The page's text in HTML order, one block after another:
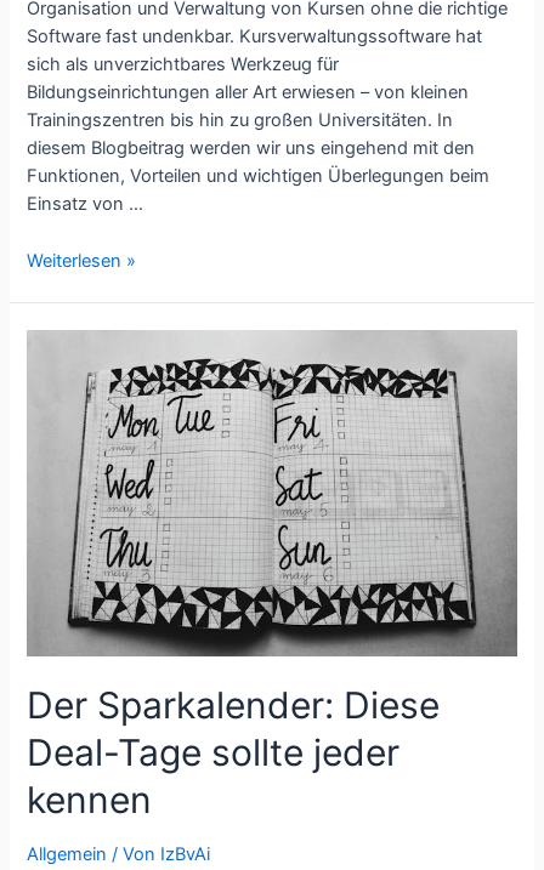
Organisation und Verwaltung von Kursen ohne die richtige
Software fast undenkbar. Kursverwaltungssoftware hat
sich als unverzichtbares Werkzeug für
Bildungseinrichtungen aller Art erwiesen – von kleinen
Trainingszentren bis hin zu großen Universitäten. In
diesem Blogbeitrag werden wir uns eingehend mit den
Funktionen, Vorteilen und wichtigen Überlegungen beim
Einsatz von …
Alles,
Kursverwaltungssoftware
müssen
Weiterlesen »
Der Sparkalender: Diese
Deal-Tage sollte jeder
kennen
Allgemein / Von IzBvAi